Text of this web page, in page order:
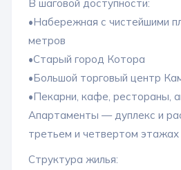
В шаговой доступности:
•Набережная с чистейшими
метров
•Старый город Котора
•Большой торговый центр
•Пекарни, кафе, рестораны,
Апартаменты — дуплекс и
третьем и четвертом этажах
Структура жилья: